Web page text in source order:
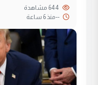
--منذ 6 ساعة